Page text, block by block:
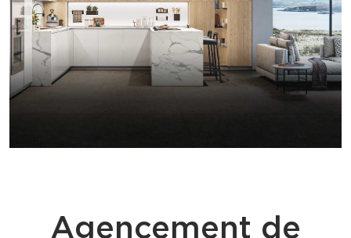
Agencement de